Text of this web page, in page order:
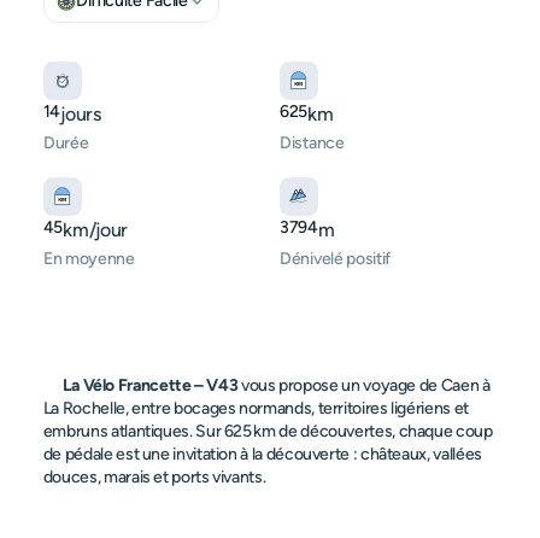
14jours
Durée
625km
Distance
45km/jour
En moyenne
3794m
Dénivelé positif
La Vélo Francette – V43 vous propose un voyage de Caen à
La Rochelle, entre bocages normands, territoires ligériens et
embruns atlantiques. Sur 625 km de découvertes, chaque coup
de pédale est une invitation à la découverte : châteaux, vallées
douces, marais et ports vivants.